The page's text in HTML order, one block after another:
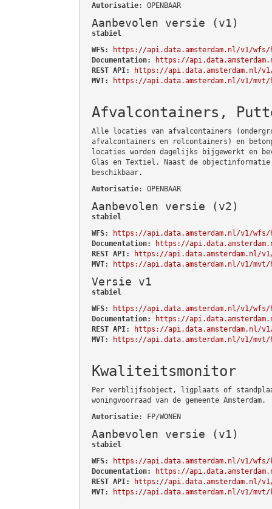
Autorisatie: OPENBAAR
Aanbevolen versie (v1)
stabiel
WFS:
https://api.data.amsterdam.nl/v1/wfs/
Documentation:
https://
REST API:
https://api.data.amsterdam.nl/
MVT:
https://api.data.amsterdam.nl/v1/mvt/
Afvalcontainers,
Alle locaties van afvalcontainers
afvalcontainers en rolcontainers) en
locaties worden dagelijks bijgewerkt en
Glas en Textiel. Naast de objectinformatie
beschikbaar.
Autorisatie: OPENBAAR
Aanbevolen versie (v2)
stabiel
WFS:
https://api.data.amsterdam.nl/v1/
Documentation:
https://
REST API:
https://api.data.amsterdam.nl/
MVT:
https://api.data.amsterdam.nl/v1/
Versie v1
stabiel
WFS:
https://api.data.amsterdam.nl/v1/
Documentation:
https://
REST API:
https://api.data.amsterdam.nl/
MVT:
https://api.data.amsterdam.nl/v1/
Kwaliteitsmonitor
Per verblijfsobject, ligplaats of
woningvoorraad van de gemeente Amsterdam.
Autorisatie: FP/WONEN
Aanbevolen versie (v1)
stabiel
WFS:
https://api.data.amsterdam.nl/v1/
Documentation:
https://
REST API:
https://api.data.amsterdam.nl/
MVT:
https://api.data.amsterdam.nl/v1/